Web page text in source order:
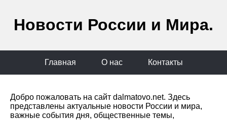
Новости России и Мира.
Главная О нас Контакты
Добро пожаловать на сайт dalmatovo.net. Здесь
представлены актуальные новости России и мира,
важные события дня, общественные темы,